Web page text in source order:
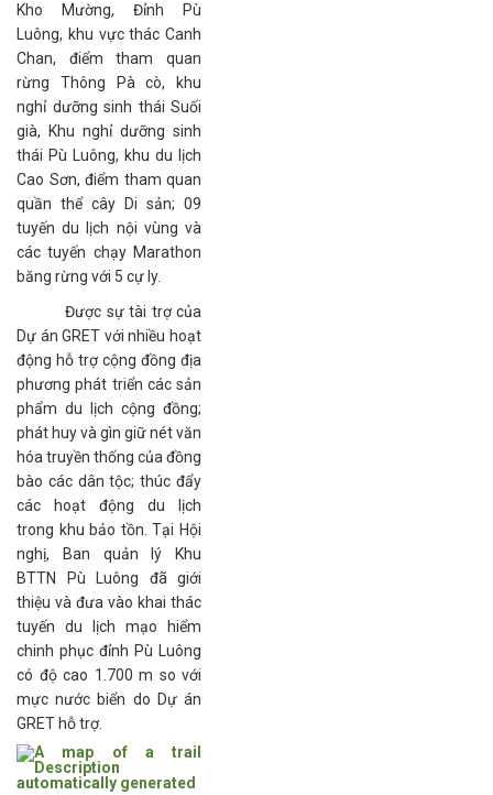
Kho Mường, Đỉnh Pù
Luông, khu vực thác Canh
Chan, điểm tham quan
rừng Thông Pà cò, khu
nghỉ dưỡng sinh thái Suối
già, Khu nghỉ dưỡng sinh
thái Pù Luông, khu du lịch
Cao Sơn, điểm tham quan
quần thể cây Di sản; 09
tuyến du lịch nội vùng và
các tuyến chạy Marathon
băng rừng với 5 cự ly.
Được sự tài trợ của
Dự án GRET với nhiều hoạt
động hỗ trợ cộng đồng địa
phương phát triển các sản
phẩm du lịch cộng đồng;
phát huy và gìn giữ nét văn
hóa truyền thống của đồng
bào các dân tộc; thúc đẩy
các hoạt động du lịch
trong khu bảo tồn. Tại Hội
nghị, Ban quản lý Khu
BTTN Pù Luông đã giới
thiệu và đưa vào khai thác
tuyến du lịch mạo hiểm
chinh phục đỉnh Pù Luông
có độ cao 1.700 m so với
mực nước biển do Dự án
GRET hỗ trợ.